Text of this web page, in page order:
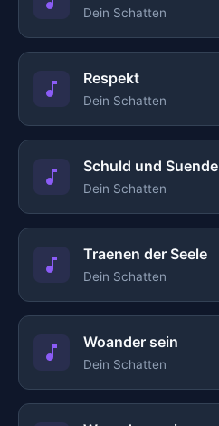
Dein Schatten
Respekt
Dein Schatten
Schuld und Suende
Dein Schatten
Traenen der Seele
Dein Schatten
Woander sein
Dein Schatten